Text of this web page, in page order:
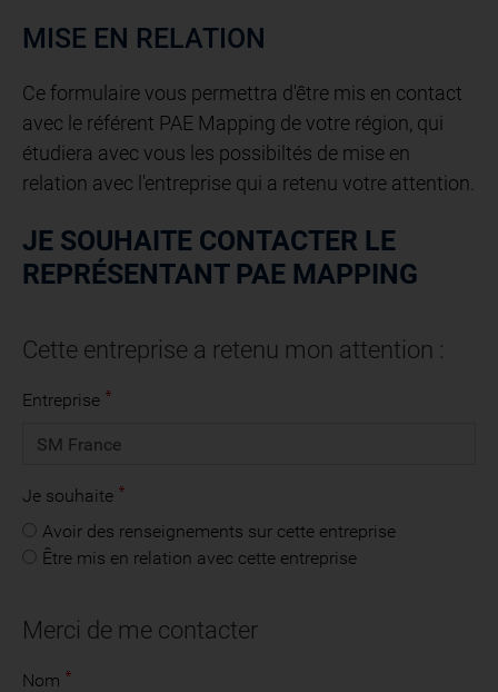
MISE EN RELATION
Ce formulaire vous permettra d'être mis en contact
avec le référent PAE Mapping de votre région, qui
étudiera avec vous les possibiltés de mise en
relation avec l'entreprise qui a retenu votre attention.
JE SOUHAITE CONTACTER LE
REPRÉSENTANT PAE MAPPING
Cette entreprise a retenu mon attention :
Entreprise
Je souhaite
Avoir des renseignements sur cette entreprise
Être mis en relation avec cette entreprise
Merci de me contacter
Nom